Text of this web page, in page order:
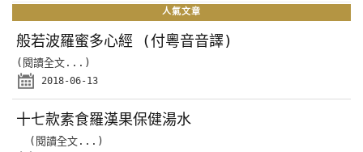
人氣文章
般若波羅蜜多心經 (付粵音音譯)
(閱讀全文...)
2018-06-13
十七款素食羅漢果保健湯水
(閱讀全文...)